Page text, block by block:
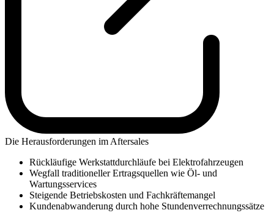
Die Herausforderungen im Aftersales
Rückläufige Werkstattdurchläufe bei Elektrofahrzeugen
Wegfall traditioneller Ertragsquellen wie Öl- und
Wartungsservices
Steigende Betriebskosten und Fachkräftemangel
Kundenabwanderung durch hohe Stundenverrechnungssätze